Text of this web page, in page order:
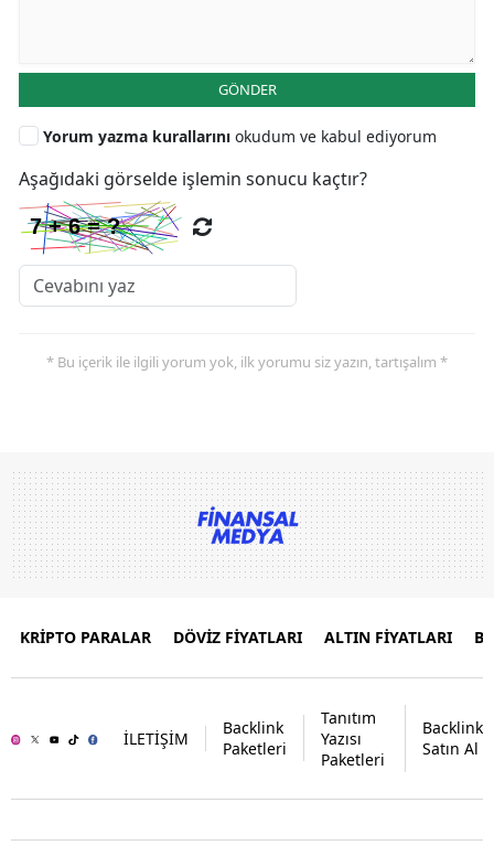
GÖNDER
Yorum yazma kurallarını okudum ve kabul ediyorum
Aşağıdaki görselde işlemin sonucu kaçtır?
* Bu içerik ile ilgili yorum yok, ilk yorumu siz yazın, tartışalım *
KRİPTO PARALAR DÖVİZ FİYATLARI ALTIN FİYATLARI
İLETİŞİM
Backlink
Paketleri
Tanıtım
Yazısı
Paketleri
Backlink
Satın Al